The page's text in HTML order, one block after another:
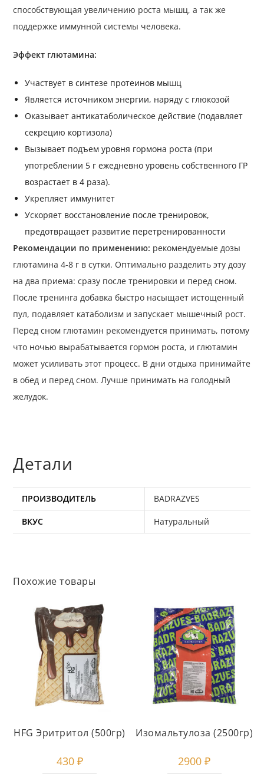
способствующая увеличению роста мышц, а так же
поддержке иммунной системы человека.
Эффект глютамина:
Участвует в синтезе протеинов мышц
Является источником энергии, наряду с глюкозой
Оказывает антикатаболическое действие (подавляет
секрецию кортизола)
Вызывает подъем уровня гормона роста (при
употреблении 5 г ежедневно уровень собственного ГР
возрастает в 4 раза).
Укрепляет иммунитет
Ускоряет восстановление после тренировок,
предотвращает развитие перетренированности
Рекомендации по применению: рекомендуемые дозы
глютамина 4-8 г в сутки. Оптимально разделить эту дозу
на два приема: сразу после тренировки и перед сном.
После тренинга добавка быстро насыщает истощенный
пул, подавляет катаболизм и запускает мышечный рост.
Перед сном глютамин рекомендуется принимать, потому
что ночью вырабатывается гормон роста, и глютамин
может усиливать этот процесс. В дни отдыха принимайте
в обед и перед сном. Лучше принимать на голодный
желудок.
Детали
ПРОИЗВОДИТЕЛЬ BADRAZVES
ВКУС Натуральный
Похожие товары
HFG Эритритол (500гр)
430 ₽
Изомальтулоза (2500гр)
2900₽